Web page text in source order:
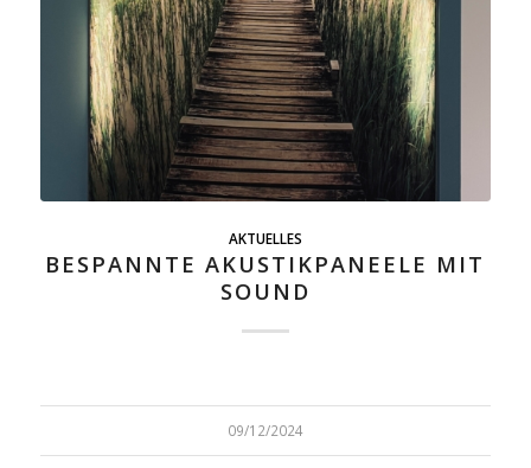
AKTUELLES
BESPANNTE AKUSTIKPANEELE MIT
SOUND
09/12/2024